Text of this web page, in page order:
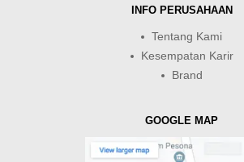
INFO PERUSAHAAN
Tentang Kami
Kesempatan Karir
Brand
GOOGLE MAP